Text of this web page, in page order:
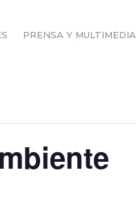
PRENSA Y MULTIMEDIA
more {display:none;}